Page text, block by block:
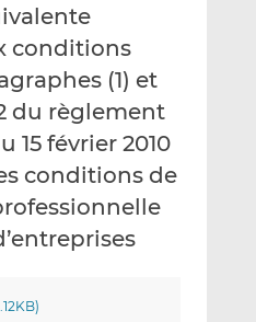
a
i
l
n
k
e
d
n
c
e
b
o
o
k
conditions
(1) et
du règlement
15 février 2010
conditions de